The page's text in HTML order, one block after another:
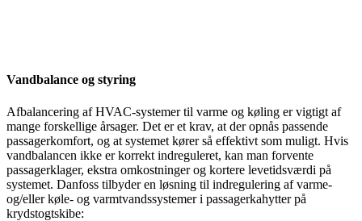
Vandbalance og styring
Afbalancering af HVAC-systemer til varme og køling er vigtigt af
mange forskellige årsager. Det er et krav, at der opnås passende
passagerkomfort, og at systemet kører så effektivt som muligt. Hvis
vandbalancen ikke er korrekt indreguleret, kan man forvente
passagerklager, ekstra omkostninger og kortere levetidsværdi på
systemet. Danfoss tilbyder en løsning til indregulering af varme-
og/eller køle- og varmtvandssystemer i passagerkahytter på
krydstogtskibe: